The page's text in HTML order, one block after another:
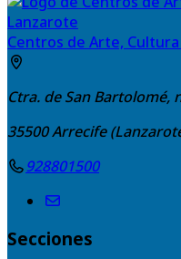
Centros de Arte,
Ctra. de San Bartolomé,
35500Arrecife
928801500
Secciones